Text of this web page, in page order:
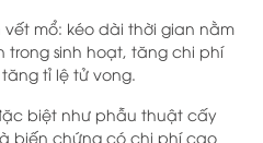
mổ: kéo dài thời gian nằm
trong sinh hoạt, tăng chi phí
tỉ lệ tử vong.
biệt như phẫu thuật cấy
biến chứng có chi phí cao